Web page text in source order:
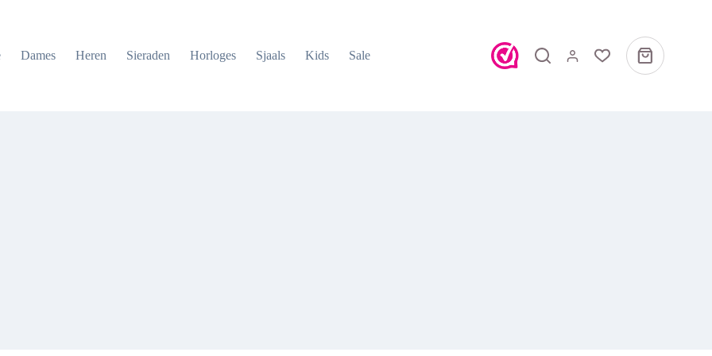
Dames Heren Sieraden Horloges Sjaals Kids Sale Winkelwagen